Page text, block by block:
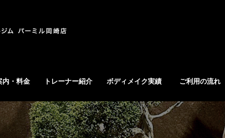
内・料金 トレーナー紹介 ボディメイク実績 ご利用の流れ